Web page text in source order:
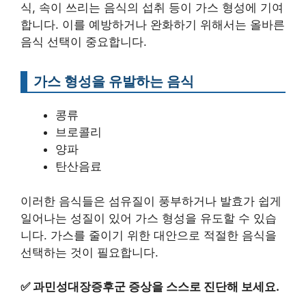
식, 속이 쓰리는 음식의 섭취 등이 가스 형성에 기여
합니다. 이를 예방하거나 완화하기 위해서는 올바른
음식 선택이 중요합니다.
가스 형성을 유발하는 음식
콩류
브로콜리
양파
탄산음료
이러한 음식들은 섬유질이 풍부하거나 발효가 쉽게
일어나는 성질이 있어 가스 형성을 유도할 수 있습
니다. 가스를 줄이기 위한 대안으로 적절한 음식을
선택하는 것이 필요합니다.
✅과민성대장증후군 증상을 스스로 진단해 보세요.